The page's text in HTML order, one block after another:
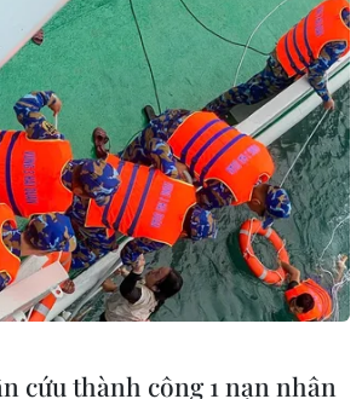
cứu thành công 1 nạn nhân